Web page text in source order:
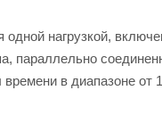
нагрузкой,
параллельно
в диапазоне от